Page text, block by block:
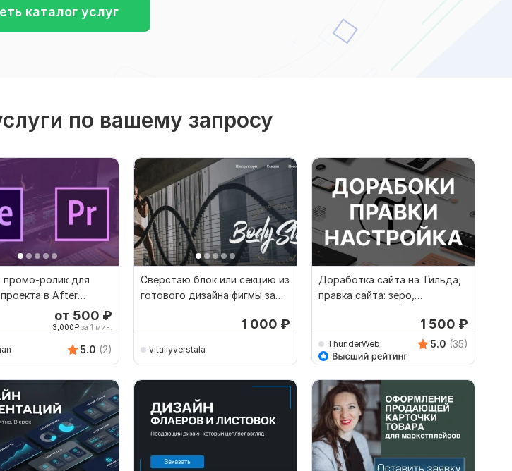
каталог услуг
по вашему запросу
ролик для
в After
от 500 ₽
3,000₽ за 1 мин.
5.0 (2)
Сверстаю блок или секцию из
готового дизайна фигмы за
1 000 ₽
vitaliyverstala
Доработка сайта на Тильда,
правка сайта: зеро,
1 500 ₽
ThunderWeb 5.0 (35)